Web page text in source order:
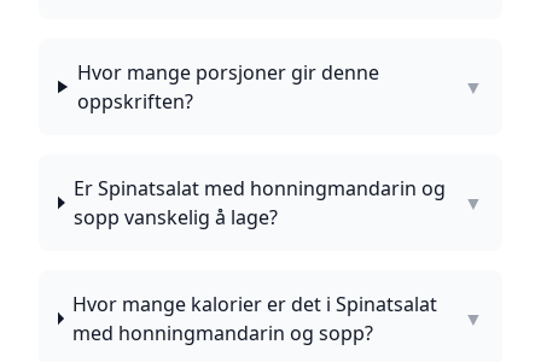
Hvor mange porsjoner gir denne
oppskriften?
▼
Er Spinatsalat med honningmandarin og
sopp vanskelig å lage?
▼
Hvor mange kalorier er det i Spinatsalat
med honningmandarin og sopp?
▼